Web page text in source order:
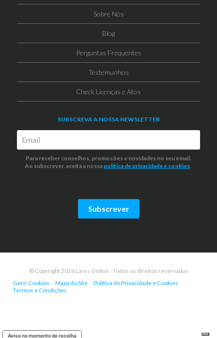
Sobre Nós
Blog
Perguntas Frequentes
Testemunhos
Check Licenças e Atos
SUBSCREVA A NOSSA NEWSLETTER
Para receber conselhos, promocões e novidades no seu email.
Ao subscrever, aceita a nossa politica de privacidade e cookies.
Subscrever
© Copyright 2026 Lares Online - Todos os direitos reservados
Gerir Cookies
Mapa do Site
Política de Privacidade e Cookies
Termos e Condições
Aviso no momento de recolha